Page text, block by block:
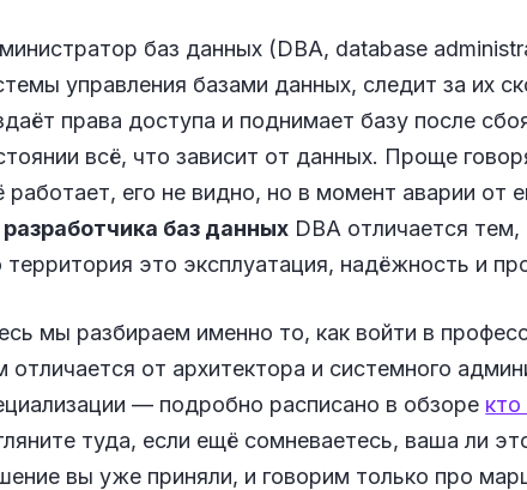
баз данных (DBA, database
управления базами данных, следит за их
права доступа и поднимает базу после
всё, что зависит от данных. Проще
работает, его не видно, но в момент аварии от
разработчика баз данных DBA отличается
территория это эксплуатация, надёжность и
мы разбираем именно то, как войти в
отличается от архитектора и системного
— подробно расписано в обзоре
туда, если ещё сомневаетесь, ваша ли
вы уже приняли, и говорим только про